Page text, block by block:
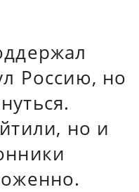
Россию, но
но и